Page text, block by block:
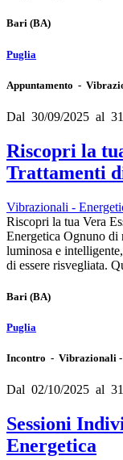
Bari (BA)
Puglia
Appuntamento -
Dal 30/09/2025 al
Riscopri la
Trattamenti
Vibrazionali -
Riscopri la tua Vera
Energetica Ognuno di
luminosa e
di essere risvegliata.
Bari (BA)
Puglia
Incontro - Vibrazionali -
Dal 02/10/2025 al
Sessioni
Energetica